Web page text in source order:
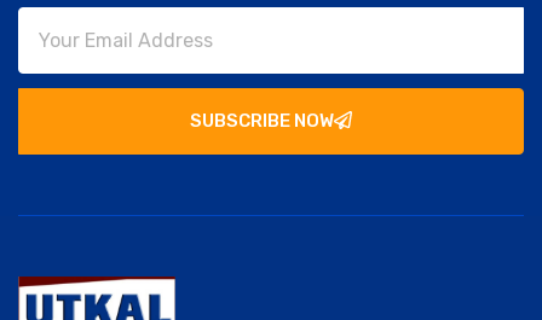
SUBSCRIBE NOW